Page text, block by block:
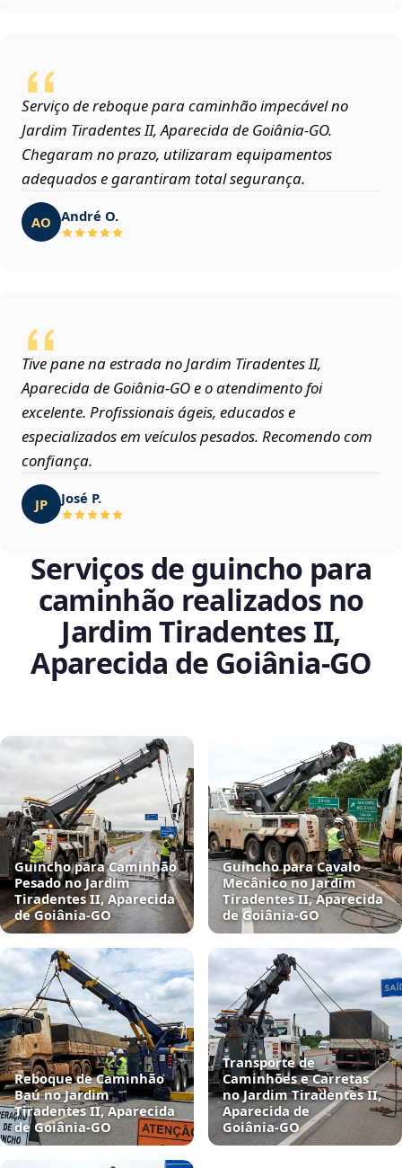
Serviço de reboque para caminhão impecável no
Jardim Tiradentes II, Aparecida de Goiânia‑GO.
Chegaram no prazo, utilizaram equipamentos
adequados e garantiram total segurança.
AO André O.
Tive pane na estrada no Jardim Tiradentes II,
Aparecida de Goiânia‑GO e o atendimento foi
excelente. Profissionais ágeis, educados e
especializados em veículos pesados. Recomendo com
confiança.
JP José P.
Serviços de guincho para
caminhão realizados no
Jardim Tiradentes II,
Aparecida de Goiânia‑GO
Guincho para Caminhão
Pesado no Jardim
Tiradentes II, Aparecida
de Goiânia‑GO
Guincho para Cavalo
Mecânico no Jardim
Tiradentes II, Aparecida
de Goiânia‑GO
Reboque de Caminhão
Baú no Jardim
Tiradentes II, Aparecida
de Goiânia‑GO
Transporte de
Caminhões e Carretas
no Jardim Tiradentes II,
Aparecida de
Goiânia‑GO